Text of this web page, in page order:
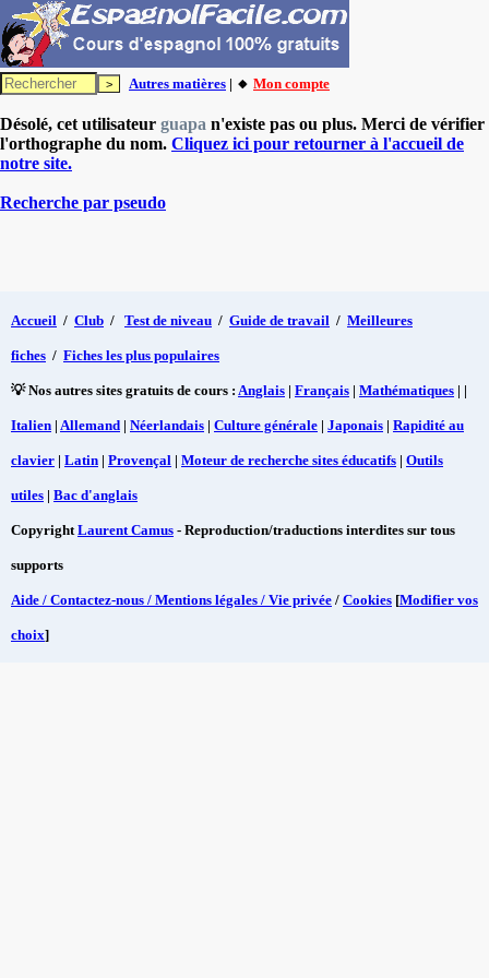
Autres matières | 🔸 Mon compte
Désolé, cet utilisateur guapa n'existe pas ou plus. Merci de vérifier
l'orthographe du nom. Cliquez ici pour retourner à l'accueil de
notre site.
Recherche par pseudo
Accueil / Club / Test de niveau / Guide de travail / Meilleures
fiches / Fiches les plus populaires
💡 Nos autres sites gratuits de cours : Anglais | Français | Mathématiques | |
Italien | Allemand | Néerlandais | Culture générale | Japonais | Rapidité au
clavier | Latin | Provençal | Moteur de recherche sites éducatifs | Outils
utiles | Bac d'anglais
CopyrightLaurent Camus - Reproduction/traductions interdites sur tous
supports
Aide / Contactez-nous / Mentions légales / Vie privée / Cookies [Modifier vos
choix]